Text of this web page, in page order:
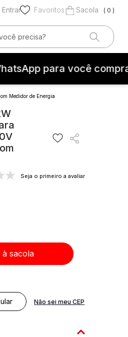
Entrar Favoritos 0
precisa?
para você comprar
Medidor de Energia
Seja o primeiro a avaliar
à sacola
Não sei meu CEP